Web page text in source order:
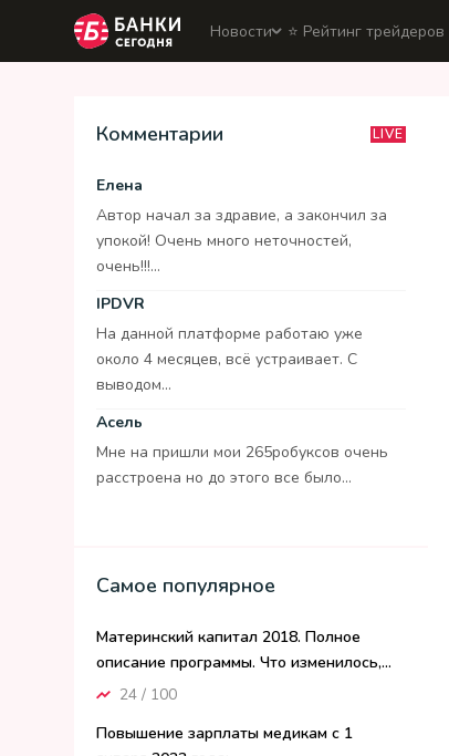
Новости ⭐️ Рейтинг трейдеров
Комментарии LIVE
Елена
Автор начал за здравие, а закончил за
упокой! Очень много неточностей,
очень!!!...
IPDVR
На данной платформе работаю уже
около 4 месяцев, всё устраивает. С
выводом...
Асель
Мне на пришли мои 265робуксов очень
расстроена но до этого все было...
Самое популярное
Материнский капитал 2018. Полное
описание программы. Что изменилось,...
24 / 100
Повышение зарплаты медикам с 1